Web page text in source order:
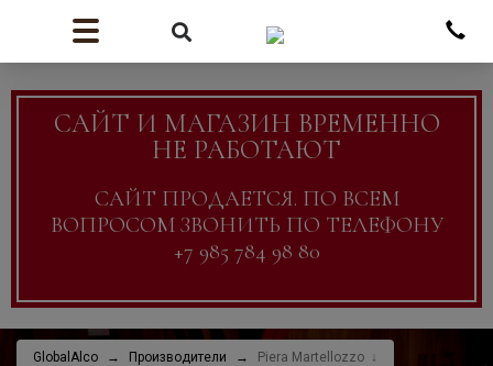
САЙТ И МАГАЗИН ВРЕМЕННО
НЕ РАБОТАЮТ
САЙТ ПРОДАЕТСЯ. ПО ВСЕМ
ВОПРОСОМ ЗВОНИТЬ ПО ТЕЛЕФОНУ
+7 985 784 98 80
GlobalAlco Производители Piera Martellozzo